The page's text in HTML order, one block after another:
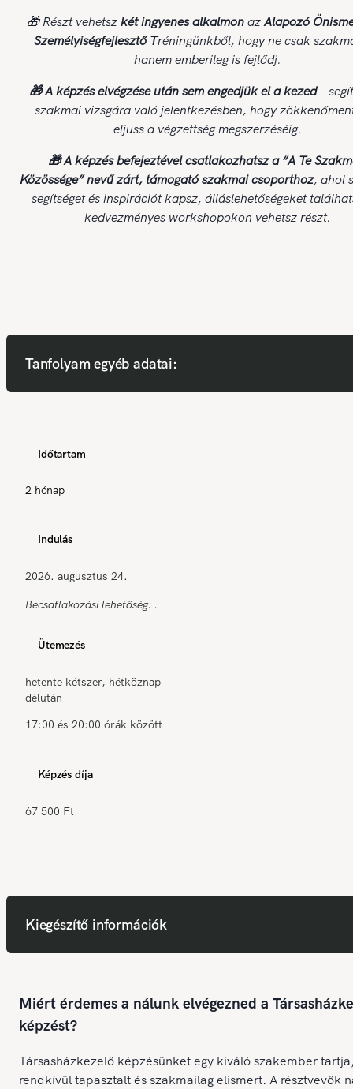
🎁 Részt vehetszkétingyenes alkalmonazAlapozó
Személyiségfejlesztő Tréningünkből, hogy ne csak
hanem emberileg is fejlődj.
🎁 A képzés elvégzése után sem engedjük el a kezed–
szakmai vizsgára való jelentkezésben, hogy
eljuss a végzettség megszerzéséig.
🎁 A képzés befejeztével csatlakozhatsz a “A Te
Közössége” nevű zárt, támogató szakmai csoporthoz, ahol
segítséget és inspirációt kapsz, álláslehetőségeket
kedvezményes workshopokon vehetsz részt.
Tanfolyam egyéb adatai:
Időtartam
2 hónap
Indulás
2026. augusztus 24.
Becsatlakozási lehetőség: .
Ütemezés
hetente kétszer, hétköznap
délután
17:00 és 20:00 órák között
Képzés díja
67 500 Ft
Kiegészítő információk
Miért érdemes a nálunk elvégezned a
képzést?
Társasházkezelő képzésünket egy kiváló szakember
rendkívül tapasztalt és szakmailag elismert. A résztvevők